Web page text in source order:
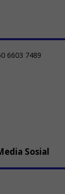
6603 7489
Sosial